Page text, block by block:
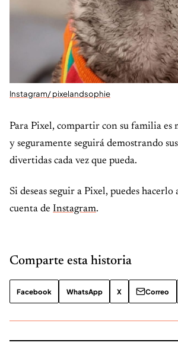
Instagram/ pixelandsophie
Para Pixel, compartir con su familia es
y seguramente seguirá demostrando
divertidas cada vez que pueda.
Si deseas seguir a Pixel, puedes hacerlo
cuenta de Instagram.
Comparte esta historia
Facebook WhatsApp X Correo